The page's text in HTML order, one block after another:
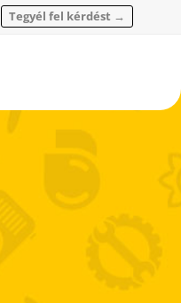
Tegyél fel kérdést →